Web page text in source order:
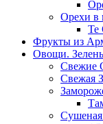
Орехи в
Te
Фрукты из
Овощи. Зелень
Свежие
Свежая
Сушеная